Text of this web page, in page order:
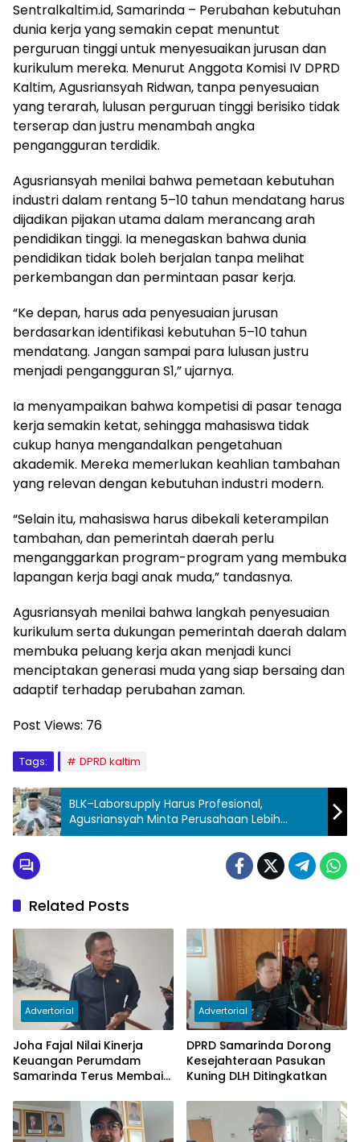
Sentralkaltim.id, Samarinda – Perubahan kebutuhan
dunia kerja yang semakin cepat menuntut
perguruan tinggi untuk menyesuaikan jurusan dan
kurikulum mereka. Menurut Anggota Komisi IV DPRD
Kaltim, Agusriansyah Ridwan, tanpa penyesuaian
yang terarah, lulusan perguruan tinggi berisiko tidak
terserap dan justru menambah angka
pengangguran terdidik.
Agusriansyah menilai bahwa pemetaan kebutuhan
industri dalam rentang 5–10 tahun mendatang harus
dijadikan pijakan utama dalam merancang arah
pendidikan tinggi. Ia menegaskan bahwa dunia
pendidikan tidak boleh berjalan tanpa melihat
perkembangan dan permintaan pasar kerja.
“Ke depan, harus ada penyesuaian jurusan
berdasarkan identifikasi kebutuhan 5–10 tahun
mendatang. Jangan sampai para lulusan justru
menjadi pengangguran S1,” ujarnya.
Ia menyampaikan bahwa kompetisi di pasar tenaga
kerja semakin ketat, sehingga mahasiswa tidak
cukup hanya mengandalkan pengetahuan
akademik. Mereka memerlukan keahlian tambahan
yang relevan dengan kebutuhan industri modern.
“Selain itu, mahasiswa harus dibekali keterampilan
tambahan, dan pemerintah daerah perlu
menganggarkan program-program yang membuka
lapangan kerja bagi anak muda,” tandasnya.
Agusriansyah menilai bahwa langkah penyesuaian
kurikulum serta dukungan pemerintah daerah dalam
membuka peluang kerja akan menjadi kunci
menciptakan generasi muda yang siap bersaing dan
adaptif terhadap perubahan zaman.
Post Views: 76
Tags: DPRD kaltim
BLK–Laborsupply Harus Profesional,
Agusriansyah Minta Perusahaan Lebih
Komunikatif
Related Posts
Advertorial
Joha Fajal Nilai Kinerja
Keuangan Perumdam
Samarinda Terus Membaik,
Subsidi Berkurang
Advertorial
DPRD Samarinda Dorong
Kesejahteraan Pasukan
Kuning DLH Ditingkatkan